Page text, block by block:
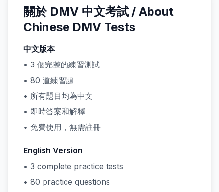
關於 DMV 中文考試 / About
Chinese DMV Tests
中文版本
• 3 個完整的練習測試
• 80 道練習題
• 所有題目均為中文
• 即時答案和解釋
• 免費使用，無需註冊
English Version
• 3 complete practice tests
• 80 practice questions